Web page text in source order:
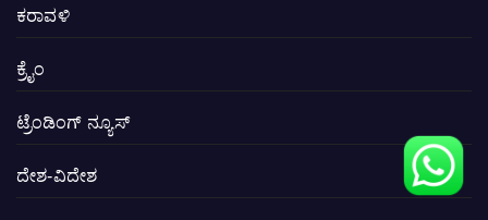
ಕರಾವಳಿ
ಕ್ರೈಂ
ಟ್ರೆಂಡಿಂಗ್ ನ್ಯೂಸ್
ದೇಶ-ವಿದೇಶ